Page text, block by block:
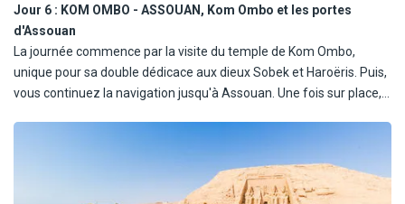
Jour 6 : KOM OMBO - ASSOUAN, Kom Ombo et les portes
d'Assouan
La journée commence par la visite du temple de Kom Ombo,
unique pour sa double dédicace aux dieux Sobek et Haroëris. Puis,
vous continuez la navigation jusqu'à Assouan. Une fois sur place,